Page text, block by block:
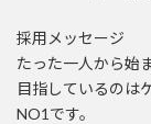
採用メッセージ
たった一人から始
目指しているのは
NO1です。